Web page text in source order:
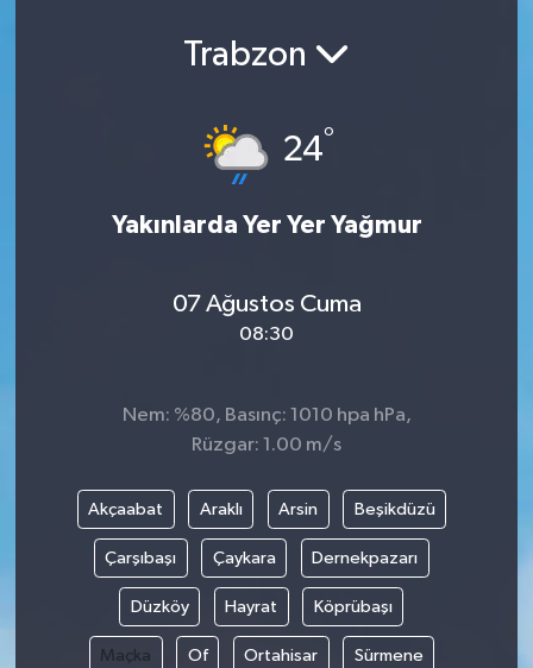
Trabzon
24°
Yakınlarda Yer Yer Yağmur
07 Ağustos Cuma
08:30
Nem: %80, Basınç: 1010 hpa hPa,
Rüzgar: 1.00 m/s
Akçaabat Araklı Arsin Beşikdüzü
Çarşıbaşı Çaykara Dernekpazarı
Düzköy Hayrat Köprübaşı
Maçka Of Ortahisar Sürmene